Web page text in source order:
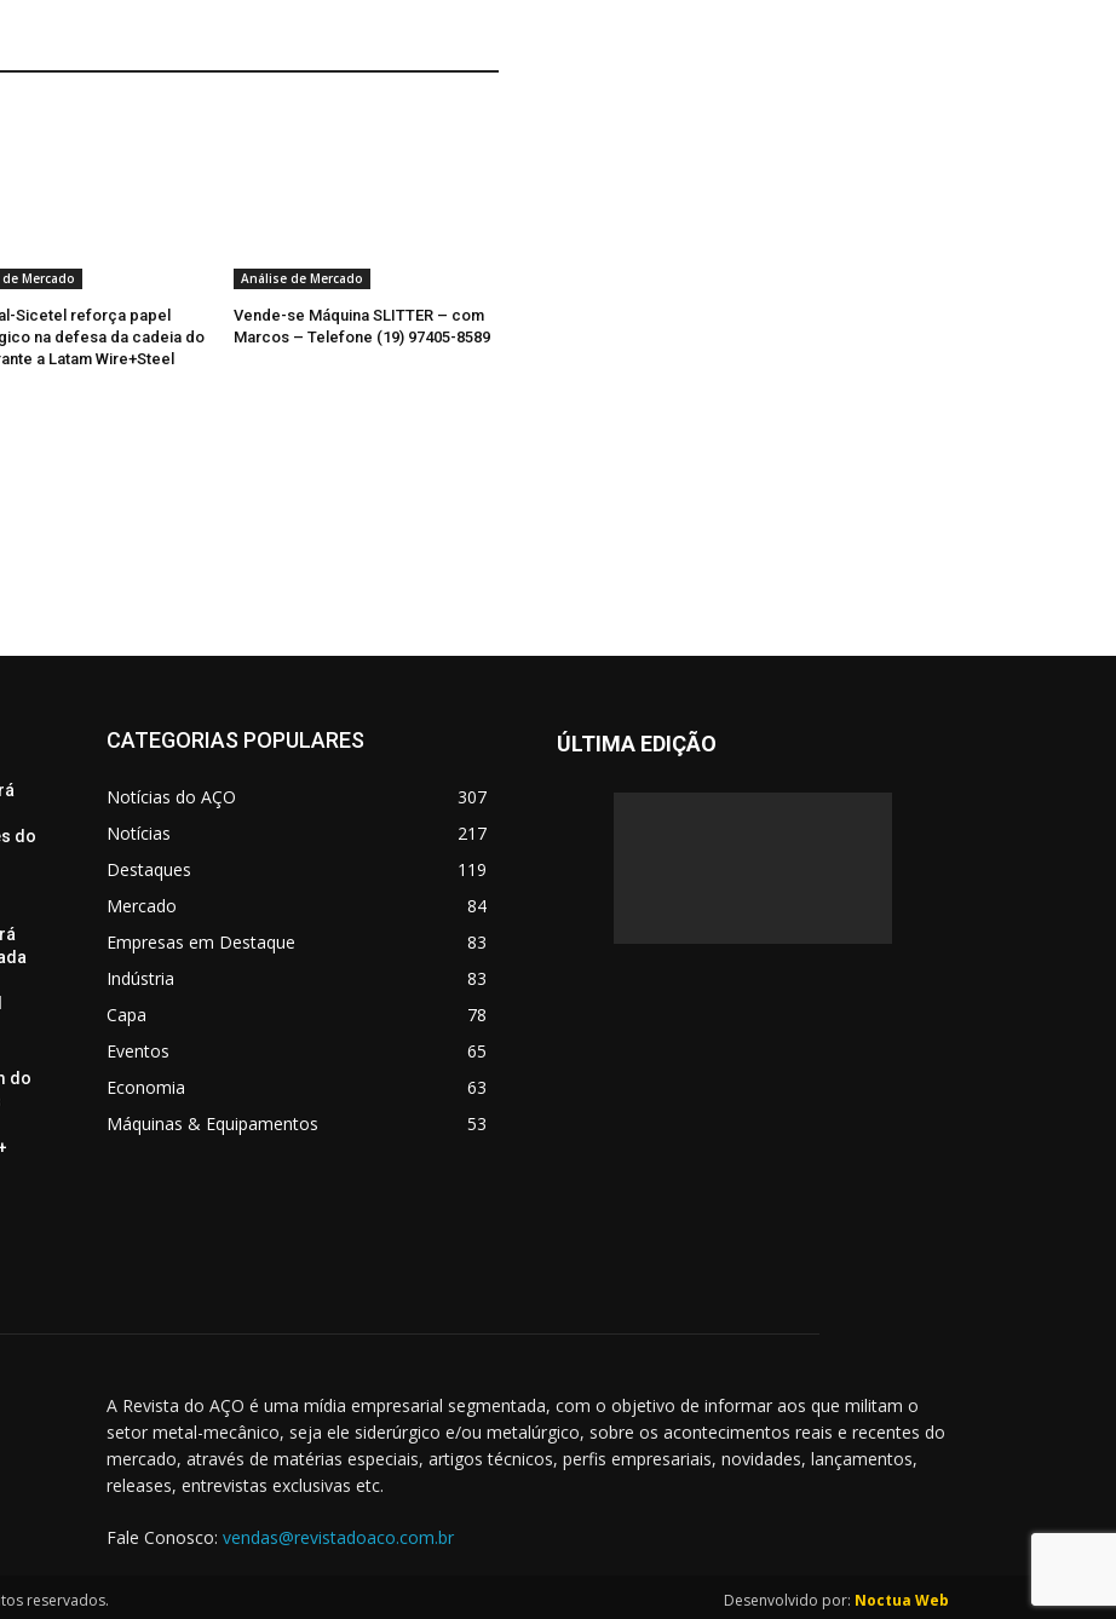
Mercado
Sicetel reforça papel
na defesa da cadeia do
a Latam Wire+Steel
Análise de Mercado
Vende-se Máquina SLITTER – com
Marcos – Telefone (19) 97405-8589
do
do
CATEGORIAS POPULARES
Notícias do AÇO
307
Notícias
217
Destaques
119
Mercado
84
Empresas em Destaque
83
Indústria
83
Capa
78
Eventos
65
Economia
63
Máquinas & Equipamentos
53
ÚLTIMA EDIÇÃO
A Revista do AÇO é uma mídia empresarial segmentada, com o objetivo de informar aos que militam o
setor metal-mecânico, seja ele siderúrgico e/ou metalúrgico, sobre os acontecimentos reais e recentes do
mercado, através de matérias especiais, artigos técnicos, perfis empresariais, novidades, lançamentos,
releases, entrevistas exclusivas etc.
Fale Conosco: vendas@revistadoaco.com.br
reservados. Desenvolvido por: Noctua Web